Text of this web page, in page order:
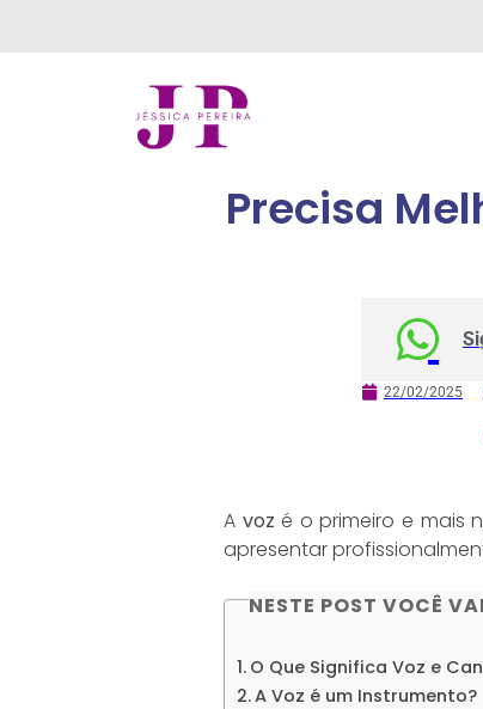
Precisa
22/02/2025
A voz é o primeiro e mais
apresentar
NESTE POST VOCÊ
O Que Significa Voz e
A Voz é um Instrumento?